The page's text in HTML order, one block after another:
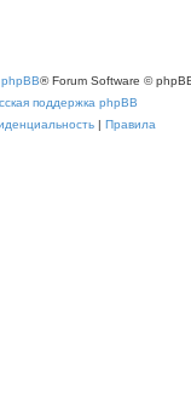
phpBB® Forum Software ©
поддержка phpBB
| Правила